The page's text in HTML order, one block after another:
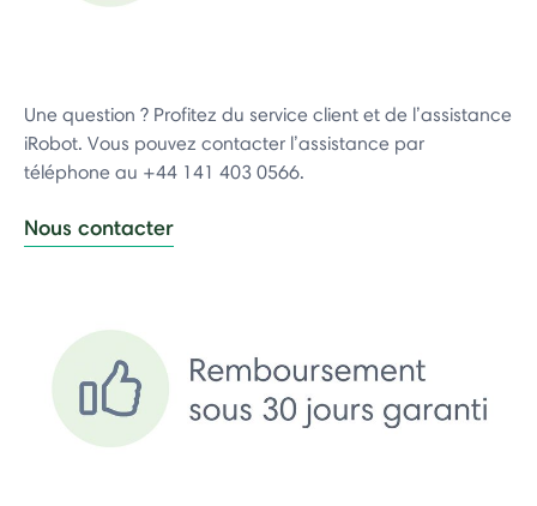
Une question ? Profitez du service client et de l’assistance
iRobot. Vous pouvez contacter l’assistance par
téléphone au +44 141 403 0566.
Nous contacter